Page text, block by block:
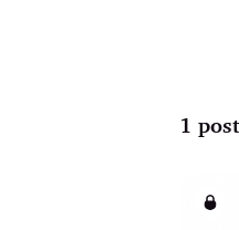
1 post